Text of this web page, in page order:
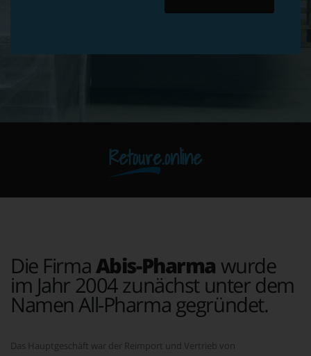
Retoure.online
Die Firma Abis-Pharma wurde
im Jahr 2004 zunächst unter dem
Namen All-Pharma gegründet.
Das Hauptgeschäft war der Reimport und Vertrieb von